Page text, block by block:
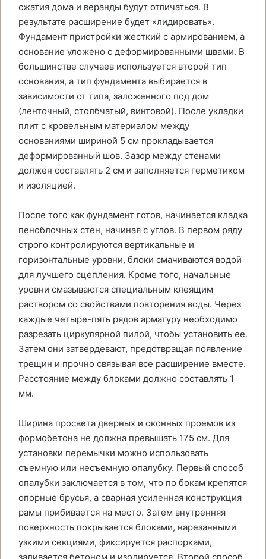
сжатия дома и веранды будут отличаться. В
результате расширение будет «лидировать».
Фундамент пристройки жесткий с армированием, а
основание уложено с деформированными швами. В
большинстве случаев используется второй тип
основания, а тип фундамента выбирается в
зависимости от типа, заложенного под дом
(ленточный, столбчатый, винтовой). После укладки
плит с кровельным материалом между
основаниями шириной 5 см прокладывается
деформированный шов. Зазор между стенами
должен составлять 2 см и заполняется герметиком
и изоляцией.
После того как фундамент готов, начинается кладка
пеноблочных стен, начиная с углов. В первом ряду
строго контролируются вертикальные и
горизонтальные уровни, блоки смачиваются водой
для лучшего сцепления. Кроме того, начальные
уровни смазываются специальным клеящим
раствором со свойствами повторения воды. Через
каждые четыре-пять рядов арматуру необходимо
разрезать циркулярной пилой, чтобы установить ее.
Затем они затвердевают, предотвращая появление
трещин и прочно связывая все расширение вместе.
Расстояние между блоками должно составлять 1
мм.
Ширина просвета дверных и оконных проемов из
формобетона не должна превышать 175 см. Для
установки перемычки можно использовать
съемную или несъемную опалубку. Первый способ
опалубки заключается в том, что по бокам крепятся
опорные брусья, а сварная усиленная конструкция
рамы прибивается на место. Затем внутренняя
поверхность покрывается блоками, нарезанными
узкими секциями, фиксируется распорками,